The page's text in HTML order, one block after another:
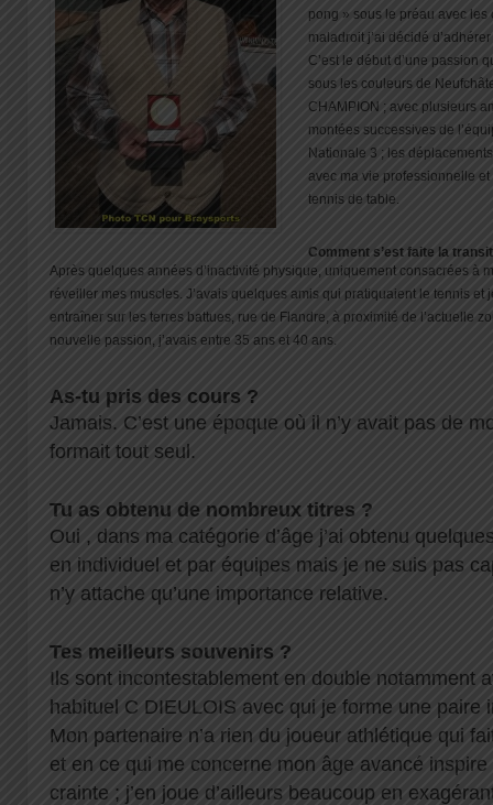
pong » sous le préau avec les
maladroit j’ai décidé
C’est le début d’une passion
sous les couleurs de
CHAMPION ; avec plusieurs
montées successives de
Nationale 3 ; les
avec ma vie professionnelle
tennis de table.
Comment s’est faite la
Après quelques années d’inactivité physique, uniquement consacrées à
réveiller mes muscles. J’avais quelques amis qui pratiquaient le tennis et
entraîner sur les terres battues, rue de Flandre, à proximité de l’actuelle
nouvelle passion, j’avais entre 35 ans et 40 ans.
As-tu pris des cours ?
Jamais. C’est une époque où il n’y avait pas de
formait tout seul.
Tu as obtenu de nombreux titres ?
Oui , dans ma catégorie d’âge j’ai obtenu
en individuel et par équipes mais je ne suis pas
n’y attache qu’une importance relative.
Tes meilleurs souvenirs ?
Ils sont incontestablement en double notamment
habituel C DIEULOIS avec qui je forme une paire
Mon partenaire n’a rien du joueur athlétique qui
et en ce qui me concerne mon âge avancé
crainte ; j’en joue d’ailleurs beaucoup en